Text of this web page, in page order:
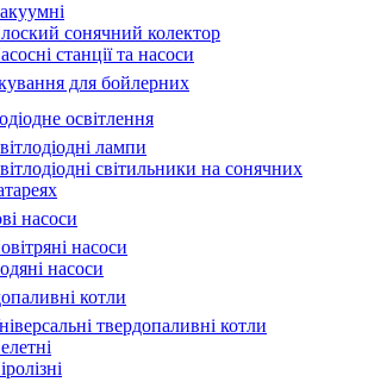
сонячний колектор
станції та насоси
для бойлерних
освітлення
лампи
світильники на сонячних
насоси
насоси
насоси
котли
твердопаливні котли